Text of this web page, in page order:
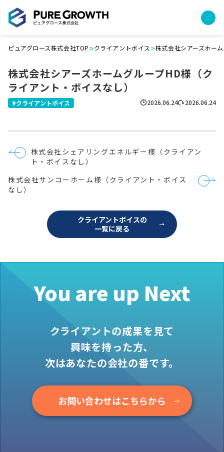
経営コンサルティング
PGハウス（住宅フランチャイズ）
広告運用代行
成功報酬型コストダウン
土地・顧客管理システム
事例
クライアントボイス
お役立ち情報
セミナー
メンバー紹介
お問い合わせ
資料ダウンロード
PGハウスについて
ピュアグロース株式会社TOP>クライアントボイス >株式会社シアーズホー
株式会社シアーズホームグループHD様（ク
ライアント・ボイスなし）
2026.06.24 2026.06.24
クライアントボイス
投
稿
ビ
ゲ
ー
株式会社シェアリングエネルギー様（クライアン
ト・ボイスなし）
株式会社サンコーホーム様（クライアント・ボイス
なし）
クライアントボイスの
一覧に戻る
You are up Next
クライアントの成果を見て
興味を持った方、
次はあなたの会社の番です。
お問い合わせはこちらから